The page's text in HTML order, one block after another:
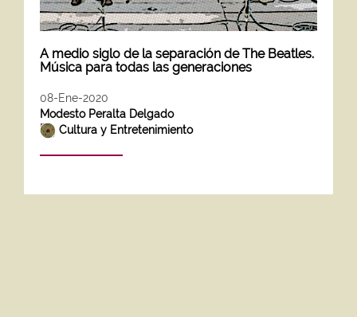
A medio siglo de la separación de The Beatles.
Música para todas las generaciones
08-Ene-2020
Modesto Peralta Delgado
Cultura y Entretenimiento